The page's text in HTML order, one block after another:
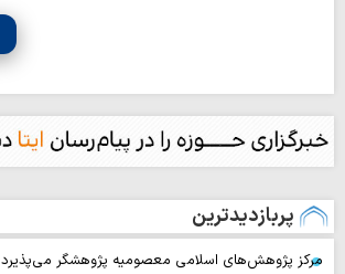
پربازدیدترین
مرکز پژوهش‌های اسلامی معصومیه پژوهشگر می‌پذیرد